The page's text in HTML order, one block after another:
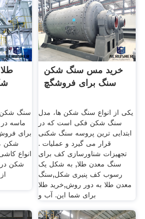
سنگ شکن
ماسه
برای
شکن
انواع
شکن در
خرید مس سنگ شکن
سنگ برای فروشگچ
یکی از انواع سنگ شکن ها، مدل
سنگ شکن فکی است که در
ابتدایی ترین پروسه سنگ شکنی
قرار می گیرد و عملیات .
تجهیزات شناورسازی کف برای
سنگ معدن طلا, به شکل یک
رسوب کف پنیری شکل,سنگ
معدن طلا به دور روش,خرید طلا
برای شما این. آب و